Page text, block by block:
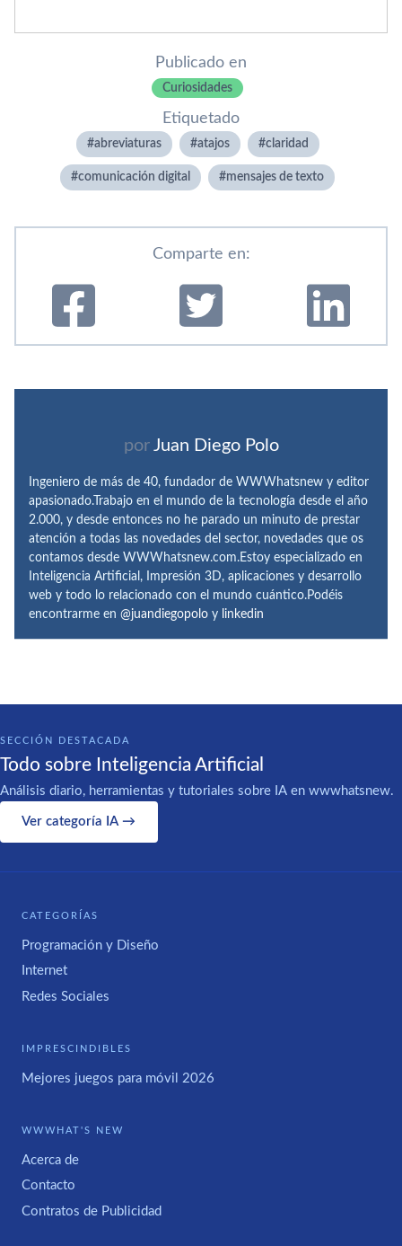
Publicado en
Curiosidades
Etiquetado
abreviaturas atajos claridad
comunicación digital mensajes de texto
Comparte en:
por Juan Diego Polo
Ingeniero de más de 40, fundador de WWWhatsnew y editor
apasionado.Trabajo en el mundo de la tecnología desde el año
2.000, y desde entonces no he parado un minuto de prestar
atención a todas las novedades del sector, novedades que os
contamos desde WWWhatsnew.com.Estoy especializado en
Inteligencia Artificial, Impresión 3D, aplicaciones y desarrollo
web y todo lo relacionado con el mundo cuántico.Podéis
encontrarme en @juandiegopolo y linkedin
SECCIÓN DESTACADA
Todo sobre Inteligencia Artificial
Análisis diario, herramientas y tutoriales sobre IA en wwwhatsnew.
Ver categoría IA →
CATEGORÍAS
Programación y Diseño
Internet
Redes Sociales
IMPRESCINDIBLES
Mejores juegos para móvil 2026
WWWHAT'S NEW
Acerca de
Contacto
Contratos de Publicidad